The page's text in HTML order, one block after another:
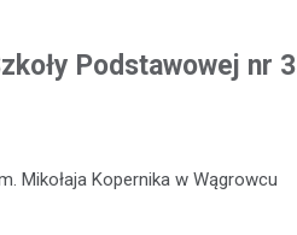
Podstawowej nr 3
Mikołaja Kopernika w Wągrowcu